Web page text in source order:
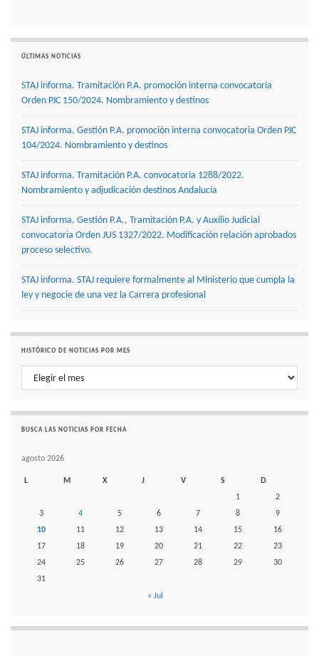
ÚLTIMAS NOTICIAS
STAJ informa. Tramitación P.A. promoción interna convocatoria
Orden PJC 150/2024. Nombramiento y destinos
STAJ informa. Gestión P.A. promoción interna convocatoria Orden PJC
104/2024. Nombramiento y destinos
STAJ informa. Tramitación P.A. convocatoria 1288/2022.
Nombramiento y adjudicación destinos Andalucía
STAJ informa. Gestión P.A., Tramitación P.A. y Auxilio Judicial
convocatoria Orden JUS 1327/2022. Modificación relación aprobados
proceso selectivo.
STAJ informa. STAJ requiere formalmente al Ministerio que cumpla la
ley y negocie de una vez la Carrera profesional
HISTÓRICO DE NOTICIAS POR MES
Histórico de noticias por mes
BUSCA LAS NOTICIAS POR FECHA
agosto 2026
L M X J V S
D
1
2
3
4 5 6 7 8
9
10
11 12 13 14 15
16
17
18 19 20 21 22
23
24
25 26 27 28 29
30
31
« Jul